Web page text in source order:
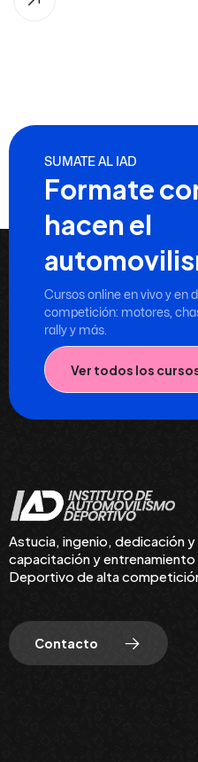
SUMATE AL IAD
Formate
hacen el
Cursos online en vivo y en
competición: motores,
rally y más.
Ver todos los
Astucia, ingenio, dedicación
capacitación y
Deportivo de alta
Contacto